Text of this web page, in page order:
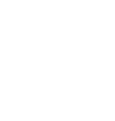
kan i
eller